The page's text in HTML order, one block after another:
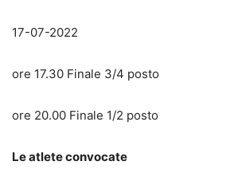
17-07-2022
ore 17.30 Finale 3/4 posto
ore 20.00 Finale 1/2 posto
Le atlete convocate